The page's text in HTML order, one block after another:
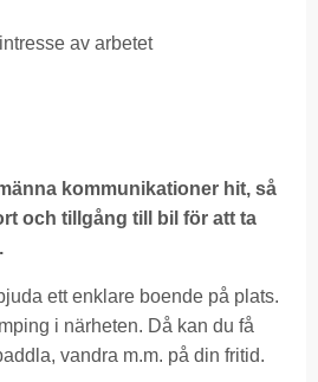
av arbetet
kommunikationer hit, så
och tillgång till bil för att ta
ett enklare boende på plats.
i närheten. Då kan du få
vandra m.m. på din fritid.